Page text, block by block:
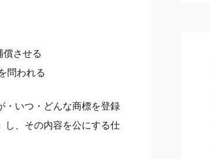
させる
問われる
・いつ・どんな商標を登録
し、その内容を公にする仕